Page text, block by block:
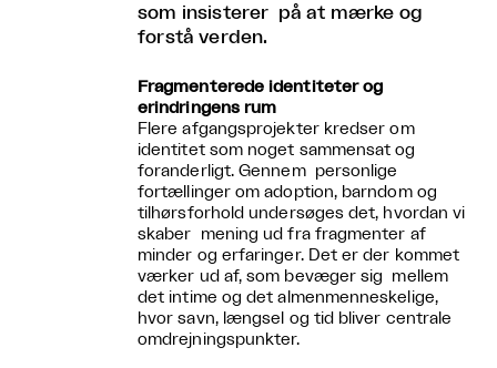
som insisterer på at mærke og
forstå verden.
Fragmenterede identiteter og
erindringens rum
Flere afgangsprojekter kredser om
identitet som noget sammensat og
foranderligt. Gennem personlige
fortællinger om adoption, barndom og
tilhørsforhold undersøges det, hvordan vi
skaber mening ud fra fragmenter af
minder og erfaringer. Det er der kommet
værker ud af, som bevæger sig mellem
det intime og det almenmenneskelige,
hvor savn, længsel og tid bliver centrale
omdrejningspunkter.